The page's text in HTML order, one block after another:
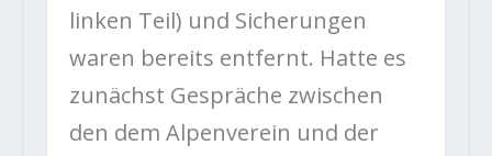
linken Teil) und Sicherungen
waren bereits entfernt. Hatte es
zunächst Gespräche zwischen
den dem Alpenverein und der